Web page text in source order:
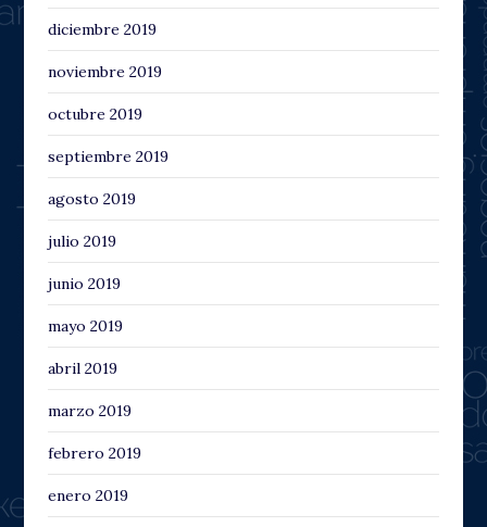
diciembre 2019
noviembre 2019
octubre 2019
septiembre 2019
agosto 2019
julio 2019
junio 2019
mayo 2019
abril 2019
marzo 2019
febrero 2019
enero 2019